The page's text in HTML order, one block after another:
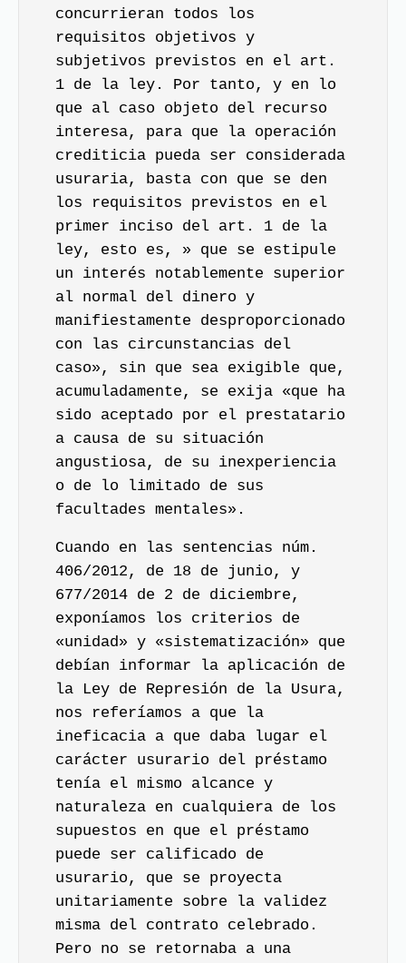
concurrieran todos los
requisitos objetivos y
subjetivos previstos en el art.
1 de la ley. Por tanto, y en lo
que al caso objeto del recurso
interesa, para que la operación
crediticia pueda ser considerada
usuraria, basta con que se den
los requisitos previstos en el
primer inciso del art. 1 de la
ley, esto es, » que se estipule
un interés notablemente superior
al normal del dinero y
manifiestamente desproporcionado
con las circunstancias del
caso», sin que sea exigible que,
acumuladamente, se exija «que ha
sido aceptado por el prestatario
a causa de su situación
angustiosa, de su inexperiencia
o de lo limitado de sus
facultades mentales».
Cuando en las sentencias núm.
406/2012, de 18 de junio, y
677/2014 de 2 de diciembre,
exponíamos los criterios de
«unidad» y «sistematización» que
debían informar la aplicación de
la Ley de Represión de la Usura,
nos referíamos a que la
ineficacia a que daba lugar el
carácter usurario del préstamo
tenía el mismo alcance y
naturaleza en cualquiera de los
supuestos en que el préstamo
puede ser calificado de
usurario, que se proyecta
unitariamente sobre la validez
misma del contrato celebrado.
Pero no se retornaba a una